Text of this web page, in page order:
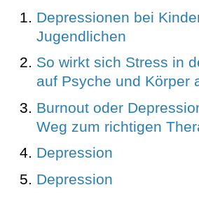
Depressionen bei
Jugendlichen
So wirkt sich Stress in
auf Psyche und Körper
Burnout oder
Weg zum richtigen
Depression
Depression